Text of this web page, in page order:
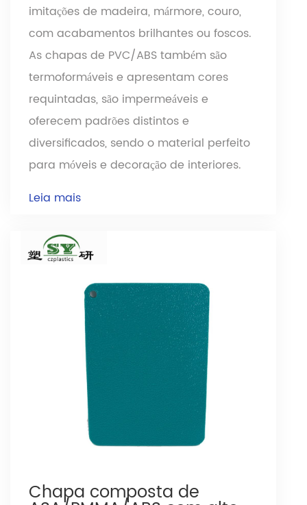
imitações de madeira, mármore, couro,
com acabamentos brilhantes ou foscos.
As chapas de PVC/ABS também são
termoformáveis ​​e apresentam cores
requintadas, são impermeáveis ​​e
oferecem padrões distintos e
diversificados, sendo o material perfeito
para móveis e decoração de interiores.
Leia mais
Chapa composta de